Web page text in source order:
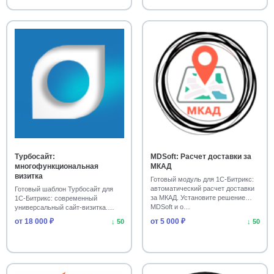
Бытовая техника, электроника и оборудование 14
Готовые сайты 14 Каталог товаров 14 SEO 14
Формы и кнопки
Системные уведомления и SMS-рассылки
Виджеты обратной связи
Онлайн-консультанты и чаты
Сбор и публикация отзывов
Виджеты и баннеры 14
Резервное копирование и хранение
Турбосайт:
многофункциональная
визитка
Готовый шаблон Турбосайт для
1С-Битрикс: современный
универсальный сайт-визитка.
Адаптивный дизайн, …
от 18 000 ₽ ↓ 50
MDSoft: Расчет доставки за
МКАД
Готовый модуль для 1С-Битрикс:
автоматический расчет доставки
за МКАД. Установите решение
MDSoft и о…
от 5 000 ₽ ↓ 50